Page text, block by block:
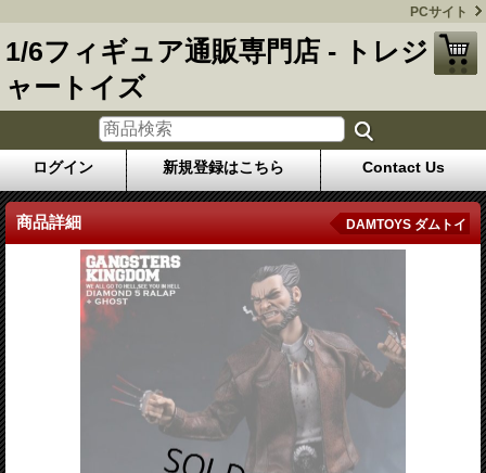
PCサイト
1/6フィギュア通販専門店 - トレジ
ャートイズ
ログイン 新規登録はこちら Contact Us
商品詳細 DAMTOYS ダムトイ